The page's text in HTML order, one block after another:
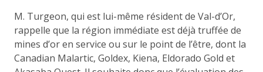
M. Turgeon, qui est lui-même résident de Val-d’Or,
rappelle que la région immédiate est déjà truffée de
mines d’or en service ou sur le point de l’être, dont la
Canadian Malartic, Goldex, Kiena, Eldorado Gold et